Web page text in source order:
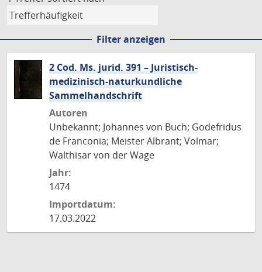
Filter anzeigen
2 Cod. Ms. jurid. 391 – Juristisch-
medizinisch-naturkundliche
Sammelhandschrift
Autoren
Unbekannt; Johannes von Buch; Godefridus
de Franconia; Meister Albrant; Volmar;
Walthisar von der Wage
Jahr:
1474
Importdatum:
17.03.2022